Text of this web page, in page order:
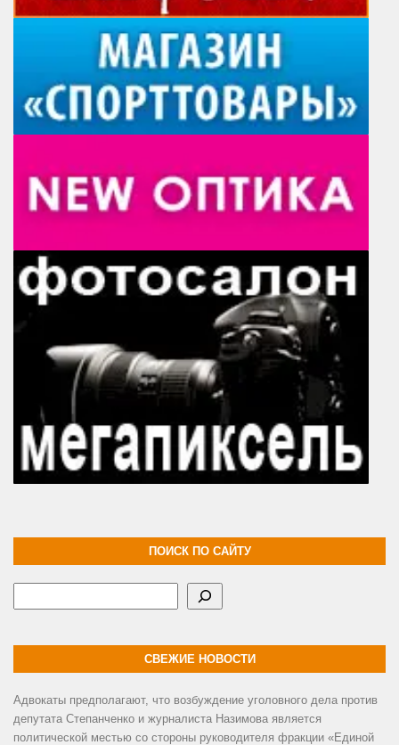
ПОИСК ПО САЙТУ
СВЕЖИЕ НОВОСТИ
Адвокаты предполагают, что возбуждение уголовного дела против
депутата Степанченко и журналиста Назимова является
политической местью со стороны руководителя фракции «Единой